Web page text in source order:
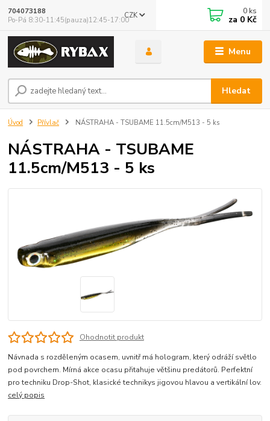
Menu
CZK
Hledat
704073188
Po-Pá 8:30-11:45(pauza)12:45-17:00
0 ks
za 0 Kč
Úvod Přívlač NÁSTRAHA - TSUBAME 11.5cm/M513 - 5 ks
NÁSTRAHA - TSUBAME
11.5cm/M513 - 5 ks
Ohodnotit produkt
Návnada s rozděleným ocasem, uvnitř má hologram, který odráží světlo
pod povrchem. Mírná akce ocasu přitahuje většinu predátorů. Perfektní
pro techniku Drop-Shot, klasické technikys jigovou hlavou a vertikální lov.
celý popis